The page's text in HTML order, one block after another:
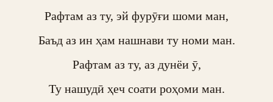
Рафтам аз ту, эй фурӯғи шоми ман,
Баъд аз ин ҳам нашнави ту номи ман.
Рафтам аз ту, аз дунёи ӯ,
Ту нашудӣ ҳеч соати роҳоми ман.